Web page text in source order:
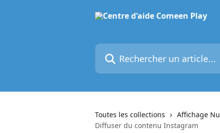
Rechercher un article...
Toutes les collections Affichage
Diffuser du contenu Instagram